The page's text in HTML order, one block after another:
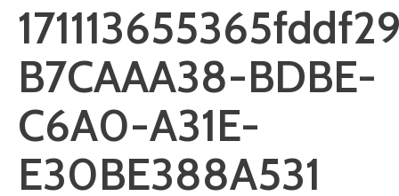
B7CAAA38-BDBE-
C6A0-A31E-
E30BE388A531